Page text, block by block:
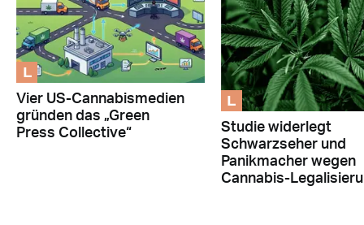
L
Vier US-Cannabismedien
gründen das „Green
Press Collective“
L
Studie widerlegt
Schwarzseher und
Panikmacher wegen
Cannabis-